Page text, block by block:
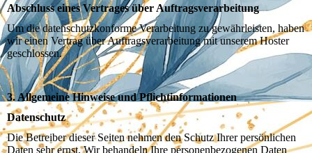
Abschluss eines Vertrages über Auftragsverarbeitung
Um die datenschutzkonforme Verarbeitung zu gewährleisten, haben
wir einen Vertrag über Auftragsverarbeitung mit unserem Hoster
geschlossen.
3. Allgemeine Hinweise und Pflichtinformationen
Datenschutz
Die Betreiber dieser Seiten nehmen den Schutz Ihrer persönlichen
Daten sehr ernst. Wir behandeln Ihre personenbezogenen Daten